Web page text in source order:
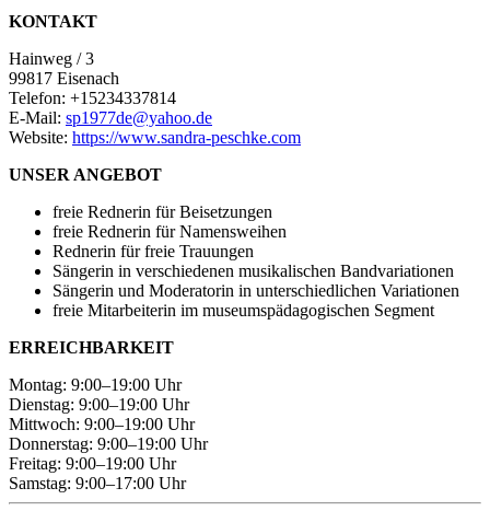
KONTAKT
Hainweg / 3
99817 Eisenach
Telefon: +15234337814
E-Mail: sp1977de@yahoo.de
Website: https://www.sandra-peschke.com
UNSER ANGEBOT
freie Rednerin für Beisetzungen
freie Rednerin für Namensweihen
Rednerin für freie Trauungen
Sängerin in verschiedenen musikalischen Bandvariationen
Sängerin und Moderatorin in unterschiedlichen Variationen
freie Mitarbeiterin im museumspädagogischen Segment
ERREICHBARKEIT
Montag: 9:00–19:00 Uhr
Dienstag: 9:00–19:00 Uhr
Mittwoch: 9:00–19:00 Uhr
Donnerstag: 9:00–19:00 Uhr
Freitag: 9:00–19:00 Uhr
Samstag: 9:00–17:00 Uhr